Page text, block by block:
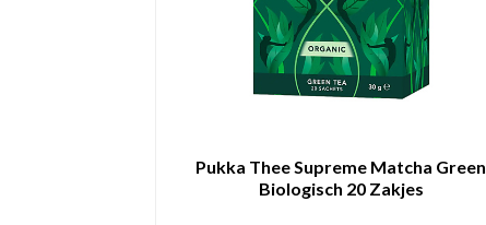
Pukka Thee Supreme Matcha Green
Biologisch 20 Zakjes